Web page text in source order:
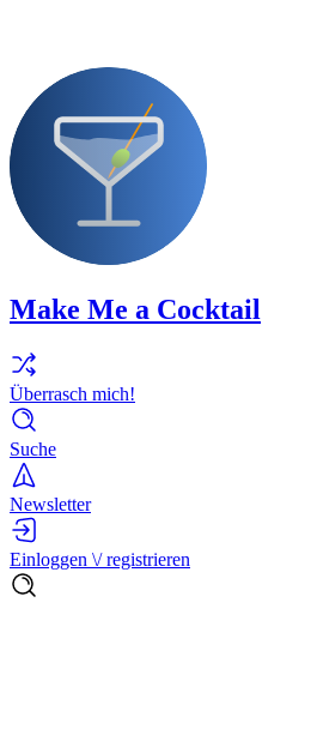
Make Me a Cocktail
Überrasch mich!
Suche
Newsletter
Einloggen \/ registrieren